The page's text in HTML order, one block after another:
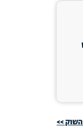
>>